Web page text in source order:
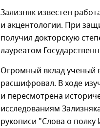
Зализняк известен
и акцентологии. При
получил докторскую
лауреатом
Огромный вклад ученый
расшифровал. В ходе
и пересмотрена
исследованиям
рукописи "Слова о полку